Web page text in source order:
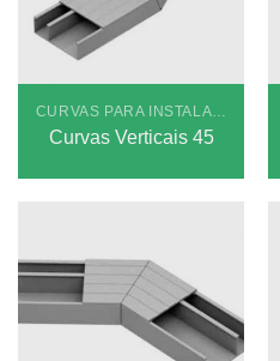
CURVAS PARA INSTALAÇÕES EMBUTIDAS STANDARD
Curvas Verticais 45